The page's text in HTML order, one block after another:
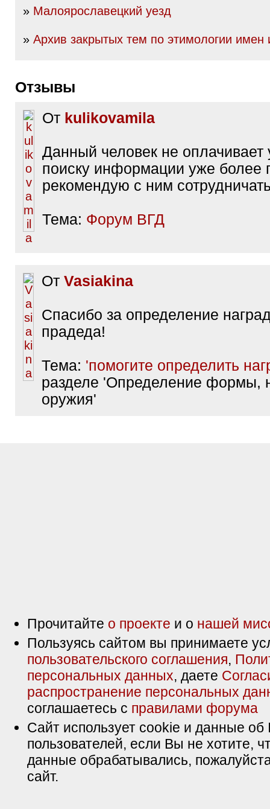
» Малоярославецкий уезд
» Архив закрытых тем по этимологии
Отзывы
От kulikovamila
Данный человек не оплачивает
поиску информации уже более
рекомендую с ним
Тема: Форум ВГД
От Vasiakina
Спасибо за определение
прадеда!
Тема: 'помогите определить
разделе 'Определение формы,
оружия'
Прочитайте о проекте и о нашей
Пользуясь сайтом вы принимаете
пользовательского соглашения,
персональных данных, даете
распространение персональных
соглашаетесь с правилами форума
Сайт использует cookie и данные об
пользователей, если Вы не хотите,
данные обрабатывались,
сайт.